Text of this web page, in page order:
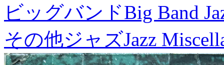
ビッグバンドBig Band
その他ジャズJazz